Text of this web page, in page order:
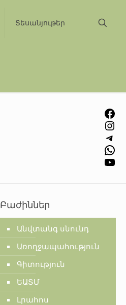
Տեսանյութեր
Facebook
Instagram
Telegram
WhatsApp
YouTube
Բաժիններ
Անվտանգ սնունդ
Առողջապահություն
Գիտություն
ԵԱՏՄ
Լրահոս